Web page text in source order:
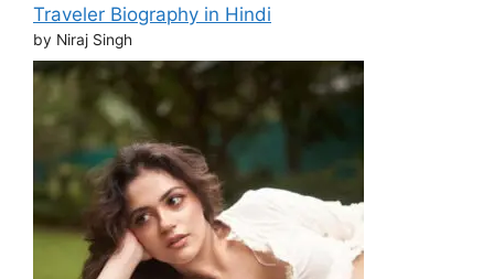
Traveler Biography in Hindi
by Niraj Singh